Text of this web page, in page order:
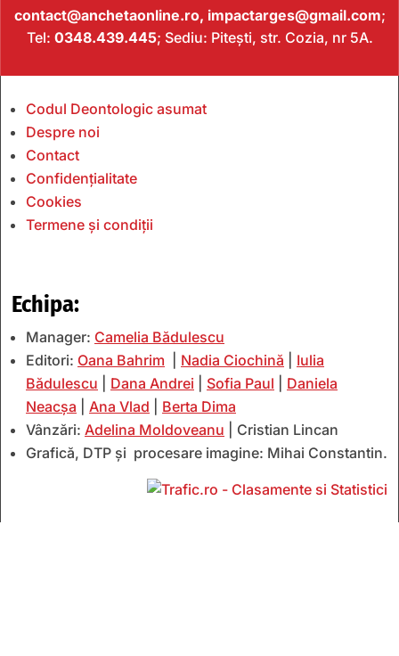
contact@anchetaonline.ro, impactarges@gmail.com;
Tel: 0348.439.445; Sediu: Pitești, str. Cozia, nr 5A.
Codul Deontologic asumat
Despre noi
Contact
Confidențialitate
Cookies
Termene și condiții
Echipa:
Manager: Camelia Bădulescu
Editori: Oana Bahrim Nadia Ciochină
Iulia
Bădulescu
Dana Andrei Sofia Paul
Daniela
Neacșa
Ana Vlad
Berta Dima
Vânzări: Adelina Moldoveanu | Cristian Lincan
Grafică, DTP și procesare imagine: Mihai Constantin.